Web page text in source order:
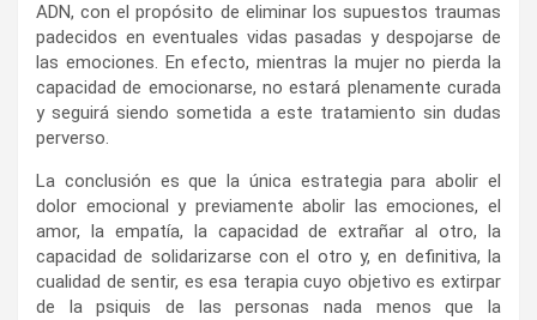
ADN, con el propósito de eliminar los supuestos traumas
padecidos en eventuales vidas pasadas y despojarse de
las emociones. En efecto, mientras la mujer no pierda la
capacidad de emocionarse, no estará plenamente curada
y seguirá siendo sometida a este tratamiento sin dudas
perverso.
La conclusión es que la única estrategia para abolir el
dolor emocional y previamente abolir las emociones, el
amor, la empatía, la capacidad de extrañar al otro, la
capacidad de solidarizarse con el otro y, en definitiva, la
cualidad de sentir, es esa terapia cuyo objetivo es extirpar
de la psiquis de las personas nada menos que la